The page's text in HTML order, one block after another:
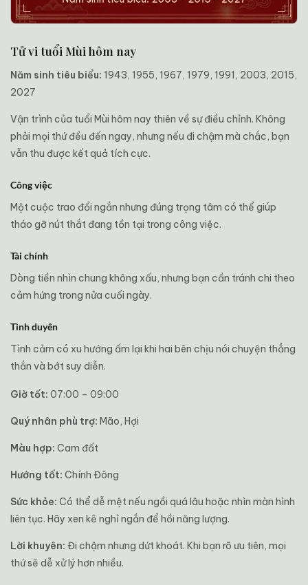
Tử vi tuổi Mùi hôm nay
Năm sinh tiêu biểu: 1943, 1955, 1967, 1979, 1991, 2003, 2015,
2027
Vận trình của tuổi Mùi hôm nay thiên về sự điều chỉnh. Không
phải mọi thứ đều đến ngay, nhưng nếu đi chậm mà chắc, bạn
vẫn thu được kết quả tích cực.
Công việc
Một cuộc trao đổi ngắn nhưng đúng trọng tâm có thể giúp
tháo gỡ nút thắt đang tồn tại trong công việc.
Tài chính
Dòng tiền nhìn chung không xấu, nhưng bạn cần tránh chi theo
cảm hứng trong nửa cuối ngày.
Tình duyên
Tình cảm có xu hướng ấm lại khi hai bên chịu nói chuyện thẳng
thắn và bớt suy diễn.
Giờ tốt: 07:00 – 09:00
Quý nhân phù trợ: Mão, Hợi
Màu hợp: Cam đất
Hướng tốt: Chính Đông
Sức khỏe: Có thể dễ mệt nếu ngồi quá lâu hoặc nhìn màn hình
liên tục. Hãy xen kẽ nghỉ ngắn để hồi năng lượng.
Lời khuyên: Đi chậm nhưng dứt khoát. Khi bạn rõ ưu tiên, mọi
thứ sẽ dễ xử lý hơn nhiều.